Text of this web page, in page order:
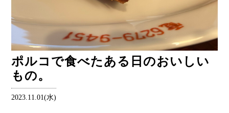
ポルコで食べたある日のおいしい
もの。
2023.11.01(水)